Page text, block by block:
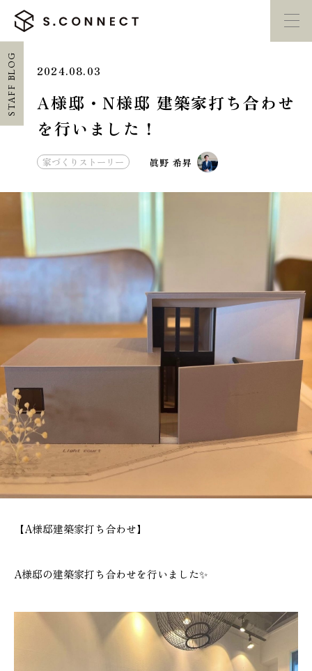
HOME
CONCEPT
エスコネについて
CASE
施工実績
GALLERY
施工ギャラリー
STAFF BLOG
スタッフブログ
COMPANY
アクセスマップ
プライバシーポリシー
家づくり勉強会
STAFF BLOG 2024.08.03
A様邸・N様邸 建築家打ち合わせ
を行いました！
家づくりストーリー 眞野 希昇
【A様邸建築家打ち合わせ】
A様邸の建築家打ち合わせを行いました✨